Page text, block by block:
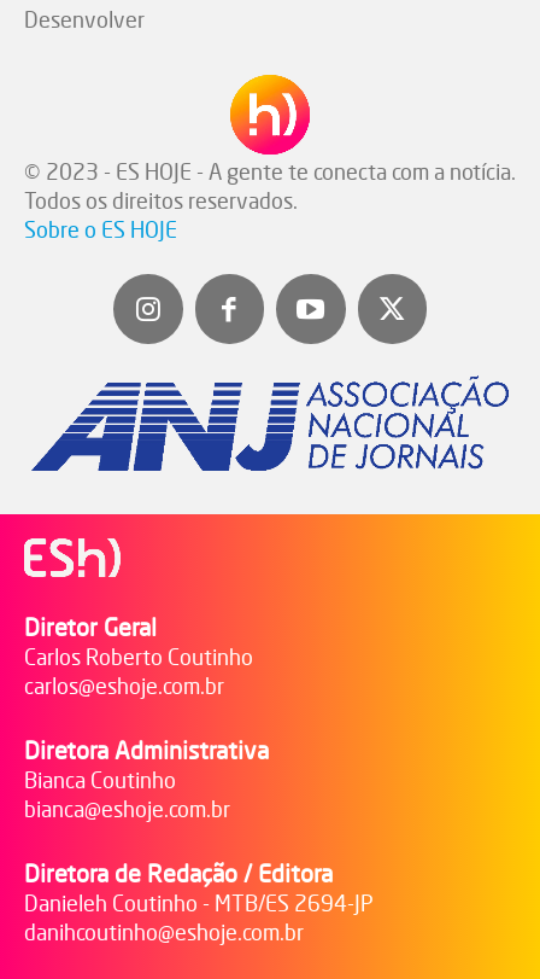
Desenvolver
© 2023 - ES HOJE - A gente te conecta com a notícia.
Todos os direitos reservados.
Sobre o ES HOJE
Diretor Geral
Carlos Roberto Coutinho
carlos@eshoje.com.br
Diretora Administrativa
Bianca Coutinho
bianca@eshoje.com.br
Diretora de Redação / Editora
Danieleh Coutinho - MTB/ES 2694-JP
danihcoutinho@eshoje.com.br